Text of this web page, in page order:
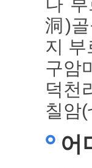
洞)
지 부
구암
덕천
칠암
어